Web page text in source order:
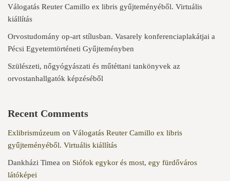
Válogatás Reuter Camillo ex libris gyűjteményéből. Virtuális
kiállítás
Orvostudomány op-art stílusban. Vasarely konferenciaplakátjai a
Pécsi Egyetemtörténeti Gyűjteményben
Szülészeti, nőgyógyászati és műtéttani tankönyvek az
orvostanhallgatók képzéséből
Recent Comments
Exlibrismúzeum on Válogatás Reuter Camillo ex libris
gyűjteményéből. Virtuális kiállítás
Dankházi Timea on Siófok egykor és most, egy fürdőváros
látóképei